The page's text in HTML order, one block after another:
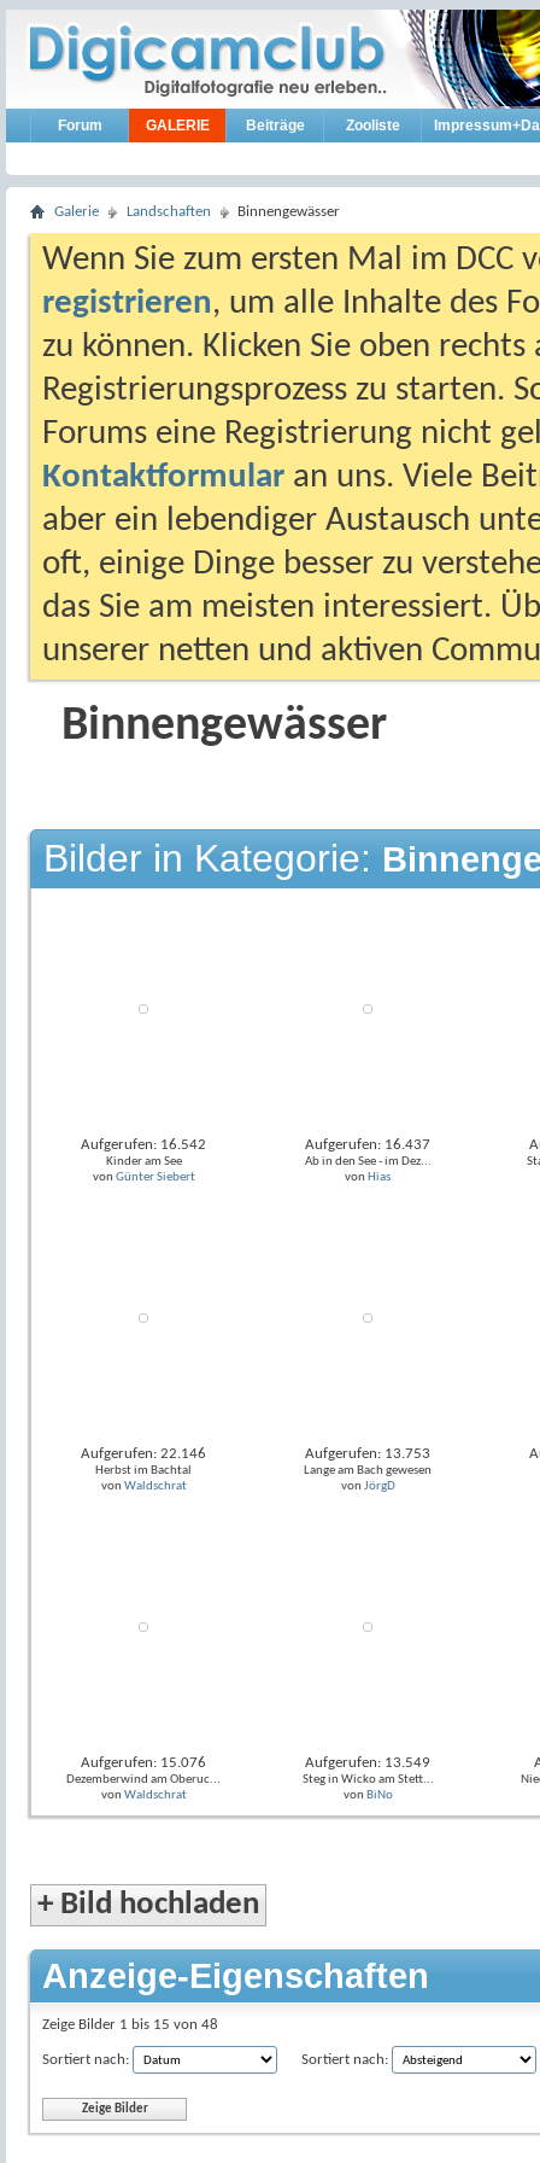
Forum GALERIE Beiträge Zooliste
Galerie Landschaften Binnengewässer
Wenn Sie zum ersten Mal im DCC
registrieren, um alle Inhalte des
zu können. Klicken Sie oben
Registrierungsprozess zu starten.
Forums eine Registrierung nicht
Kontaktformular an uns. Viele
aber ein lebendiger Austausch
oft, einige Dinge besser zu
das Sie am meisten interessiert.
unserer netten und aktiven
Binnengewässer
Bilder in Kategorie:
Aufgerufen: 16.542
Kinder am See
von Günter Siebert
Aufgerufen: 16.437
Ab in den See - im Dez...
von Hias
Aufgerufen: 22.146
Herbst im Bachtal
von Waldschrat
Aufgerufen: 13.753
Lange am Bach gewesen
von JörgD
Aufgerufen: 15.076
Dezemberwind am Oberuc...
von Waldschrat
Aufgerufen: 13.549
Steg in Wicko am Stett...
von BiNo
+ Bild hochladen
Anzeige-Eigenschaften
Zeige Bilder 1 bis 15 von 48
Sortiert nach: Sortiert nach: